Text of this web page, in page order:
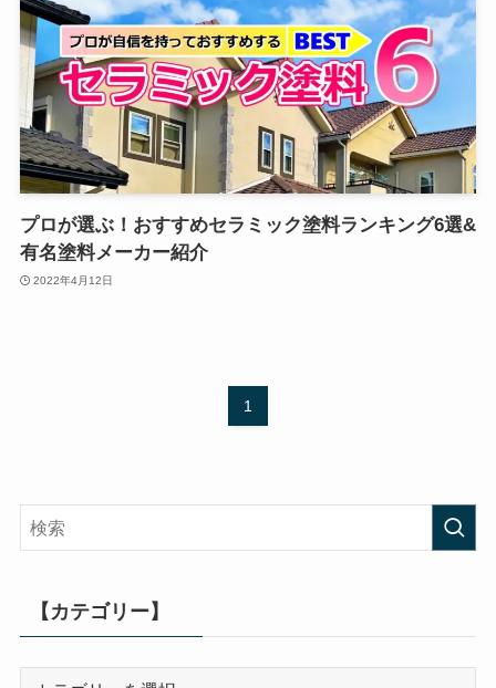
プロが選ぶ！おすすめセラミック塗料ランキング6選&
有名塗料メーカー紹介
2022年4月12日
1
【カテゴリー】